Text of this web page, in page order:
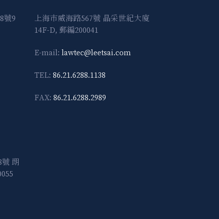
號9
朗
上海市威海路567號 晶采世紀大廈
14F-D, 郵編200041
E-mail: lawtec@leetsai.com
TEL: 86.21.6288.1138
FAX: 86.21.6288.2989